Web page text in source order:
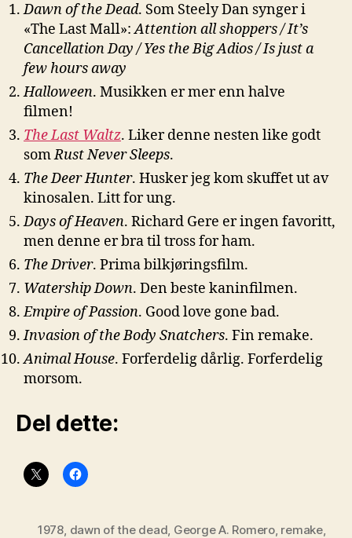
Dawn of the Dead. Som Steely Dan synger i
«The Last Mall»:Attention all shoppers / It’s
Cancellation Day / Yes the Big Adios / Is just a
few hours away
Halloween. Musikken er mer enn halve
filmen!
The Last Waltz. Liker denne nesten like godt
somRust Never Sleeps.
The Deer Hunter. Husker jeg kom skuffet ut av
kinosalen. Litt for ung.
Days of Heaven. Richard Gere er ingen favoritt,
men denne er bra til tross for ham.
The Driver. Prima bilkjøringsfilm.
Watership Down. Den beste kaninfilmen.
Empire of Passion. Good love gone bad.
Invasion of the Body Snatchers. Fin remake.
Animal House. Forferdelig dårlig. Forferdelig
morsom.
Del dette:
1978 dawn of the dead George A. Romero, remake,